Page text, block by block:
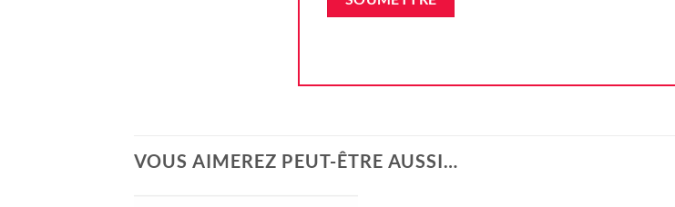
VOUS AIMEREZ PEUT-ÊTRE AUSSI…